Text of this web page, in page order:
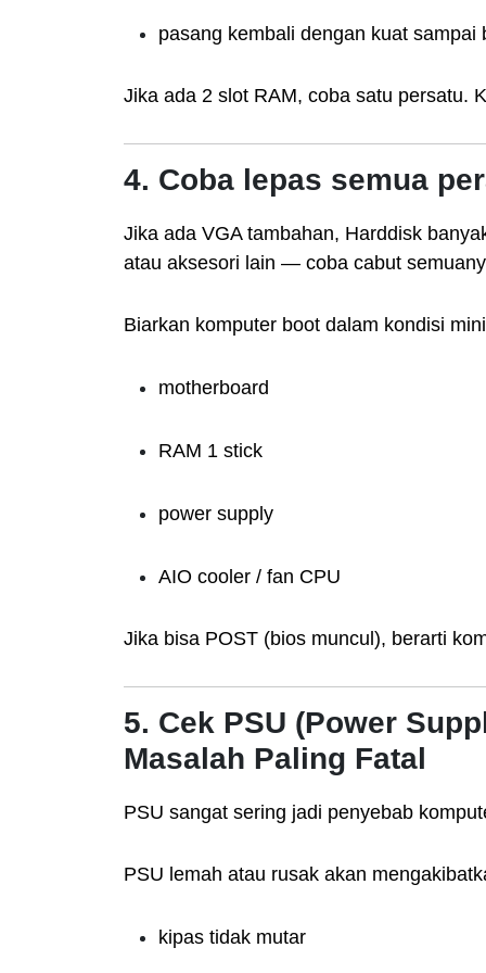
pasang kembali dengan kuat sampai
Jika ada 2 slot RAM, coba satu persatu.
4. Coba lepas semua
Jika ada VGA tambahan, Harddisk
atau aksesori lain — coba cabut
Biarkan komputer boot dalam kondisi
motherboard
RAM 1 stick
power supply
AIO cooler / fan CPU
Jika bisa POST (bios muncul), berarti
5. Cek PSU (Power
Masalah Paling Fatal
PSU sangat sering jadi penyebab
PSU lemah atau rusak akan
kipas tidak mutar